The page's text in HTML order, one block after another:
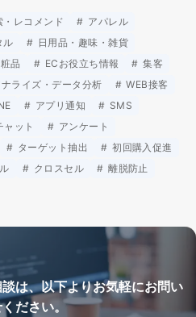
・レコメンド
アパレル
ル
日用品・趣味・雑貨
品 ECお役立ち情報
集客
ナライズ・データ分析
WEB接客
アプリ通知
SMS
ャット
アンケート
ターゲット抽出
初回購入促進
クロスセル 離脱防止
は、以下よりお気軽にお問い
ださい。